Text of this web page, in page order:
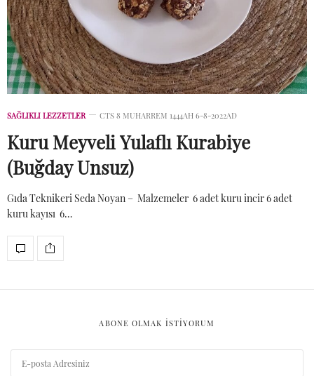
SAĞLIKLI LEZZETLER CTS 8 MUHARREM 1444AH 6-8-2022AD
Kuru Meyveli Yulaflı Kurabiye
(Buğday Unsuz)
Gıda Teknikeri Seda Noyan – Malzemeler 6 adet kuru incir 6 adet
kuru kayısı 6…
ABONE OLMAK ISTIYORUM